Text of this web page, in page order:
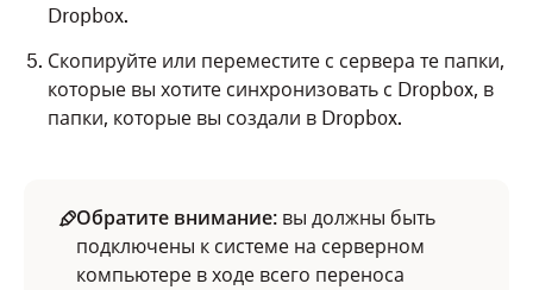
Dropbox.
Скопируйте или переместите с сервера те папки,
которые вы хотите синхронизовать с Dropbox, в
папки, которые вы создали в Dropbox.
Обратите внимание: вы должны быть
подключены к системе на серверном
компьютере в ходе всего переноса